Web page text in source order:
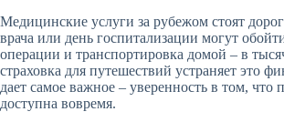
Медицинские услуги за рубежом стоят
врача или день госпитализации могут
операции и транспортировка домой – в
страховка для путешествий устраняет это
дает самое важное – уверенность в том, что
доступна вовремя.